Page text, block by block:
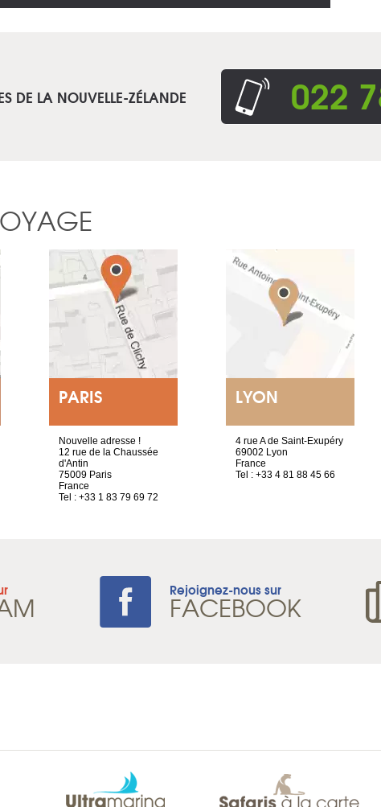
DE LA NOUVELLE-ZÉLANDE 022
PARIS
Nouvelle adresse !
12 rue de la Chaussée
d'Antin
75009 Paris
France
Tel : +33 1 83 79 69 72
LYON
4 rue A de Saint-Exupéry
69002 Lyon
France
Tel : +33 4 81 88 45 66
Rejoignez-nous sur
FACEBOOK